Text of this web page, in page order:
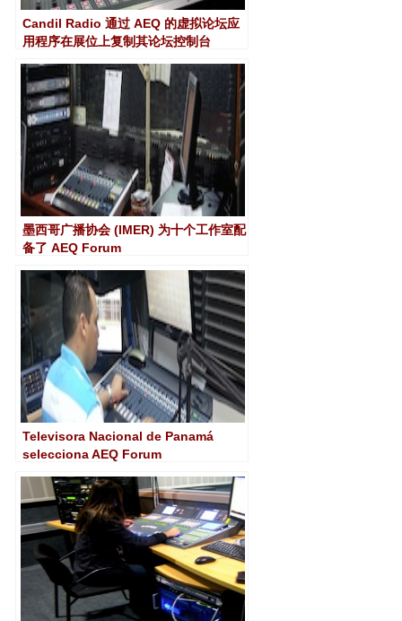
Candil Radio 通过 AEQ 的虚拟论坛应
用程序在展位上复制其论坛控制台
墨西哥广播协会 (IMER) 为十个工作室配
备了 AEQ Forum
Televisora Nacional de Panamá
selecciona AEQ Forum